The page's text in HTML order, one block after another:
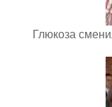
Глюкоза